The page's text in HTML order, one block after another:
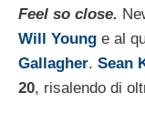
Feel so close.
Will Young e al
Gallagher. Sean
20, risalendo di